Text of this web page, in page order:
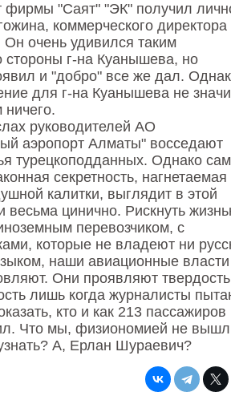
фирмы "Саят" "ЭК" получил
коммерческого
очень удивился таким
стороны г-на Куанышева, но
и "добро" все же дал.
для г-на Куанышева не
руководителей АО
аэропорт Алматы" восседают
турецкоподданных. Однако
секретность, нагнетаемая
калитки, выглядит в этой
весьма цинично. Рискнуть
перевозчиком, с
которые не владеют ни
наши авиационные власти
Они проявляют
лишь когда журналисты
кто и как 213 пассажиров
Что мы, физиономией не
А, Ерлан Шураевич?